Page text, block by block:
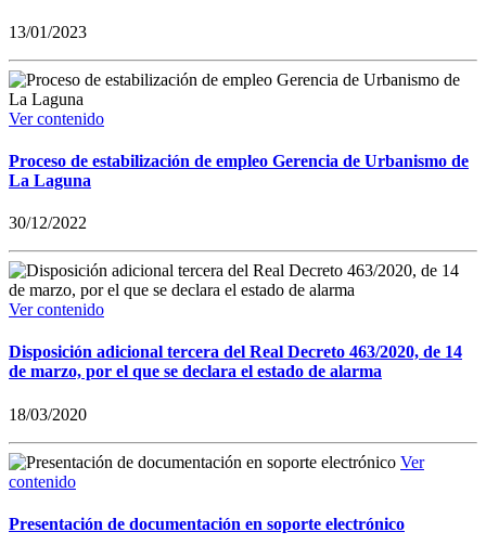
13/01/2023
Ver contenido
Proceso de estabilización de empleo Gerencia de Urbanismo de
La Laguna
30/12/2022
Ver contenido
Disposición adicional tercera del Real Decreto 463/2020, de 14
de marzo, por el que se declara el estado de alarma
18/03/2020
Ver
contenido
Presentación de documentación en soporte electrónico